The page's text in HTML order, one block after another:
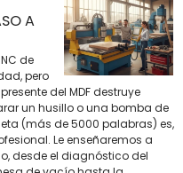
A
de
pero
del MDF destruye
un husillo o una bomba de
(más de 5000 palabras) es,
Le enseñaremos a
desde el diagnóstico del